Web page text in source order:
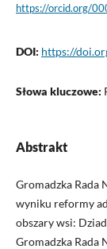
https://orcid.org/
DOI: https://
Słowa kluczowe:
Abstrakt
Gromadzka Rada
wyniku reformy
obszary wsi:
Gromadzka Rada